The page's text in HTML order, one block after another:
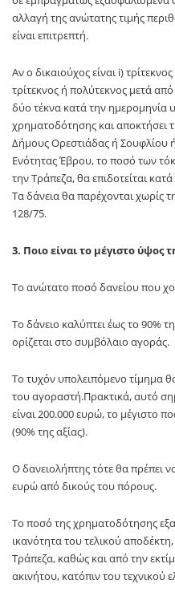
αλλαγή της ανώτατης τιμής
είναι επιτρεπτή.
Αν ο δικαιούχος είναι i)
τρίτεκνος ή πολύτεκνος μετά
δύο τέκνα κατά την ημερομηνία
χρηματοδότησης και αποκτήσει
Δήμους Ορεστιάδας ή Σουφλίου
Ενότητας Έβρου, το ποσό των
την Τράπεζα, θα επιδοτείται
Τα δάνεια θα παρέχονται χωρίς
128/75.
3. Ποιο είναι το μέγιστο ύψος
Το ανώτατο ποσό δανείου που
Το δάνειο καλύπτει έως το 90%
ορίζεται στο συμβόλαιο αγοράς.
Το τυχόν υπολειπόμενο τίμημα
του αγοραστή.Πρακτικά, αυτό
είναι 200.000 ευρώ, το μέγιστο
(90% της αξίας).
Ο δανειολήπτης τότε θα πρέπει
ευρώ από δικούς του πόρους.
Το ποσό της χρηματοδότησης
ικανότητα του τελικού
Τράπεζα, καθώς και από την
ακινήτου, κατόπιν του τεχνικού